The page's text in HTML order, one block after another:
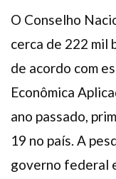
O Conselho
cerca de 222 mil
de acordo com
Econômica
ano passado,
19 no país. A
governo federal